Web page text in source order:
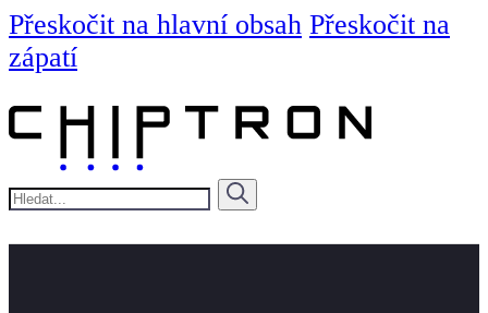
Přeskočit na hlavní obsah Přeskočit na
zápatí
Hledat